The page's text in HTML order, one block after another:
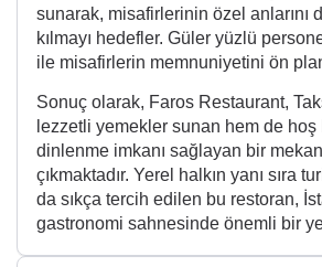
sunarak, misafirlerinin özel anlarını
kılmayı hedefler. Güler yüzlü
ile misafirlerin memnuniyetini ön
Sonuç olarak, Faros Restaurant,
lezzetli yemekler sunan hem de
dinlenme imkanı sağlayan bir
çıkmaktadır. Yerel halkın yanı sıra
da sıkça tercih edilen bu restoran,
gastronomi sahnesinde önemli bir